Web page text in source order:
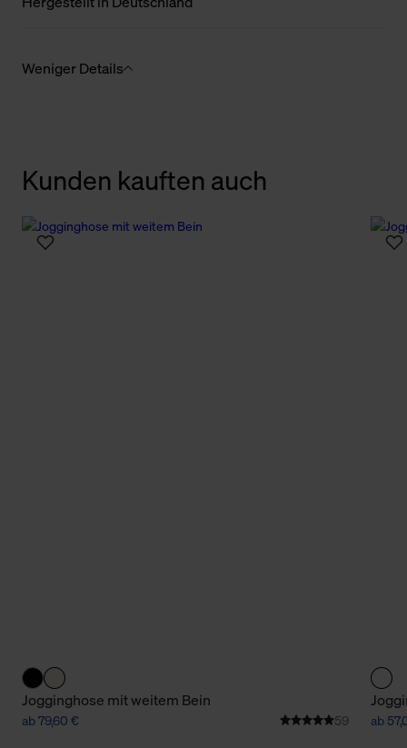
Weniger Details
Kunden kauften auch
Jogginghose mit weitem Bein
ab 79,60 € 59 ab